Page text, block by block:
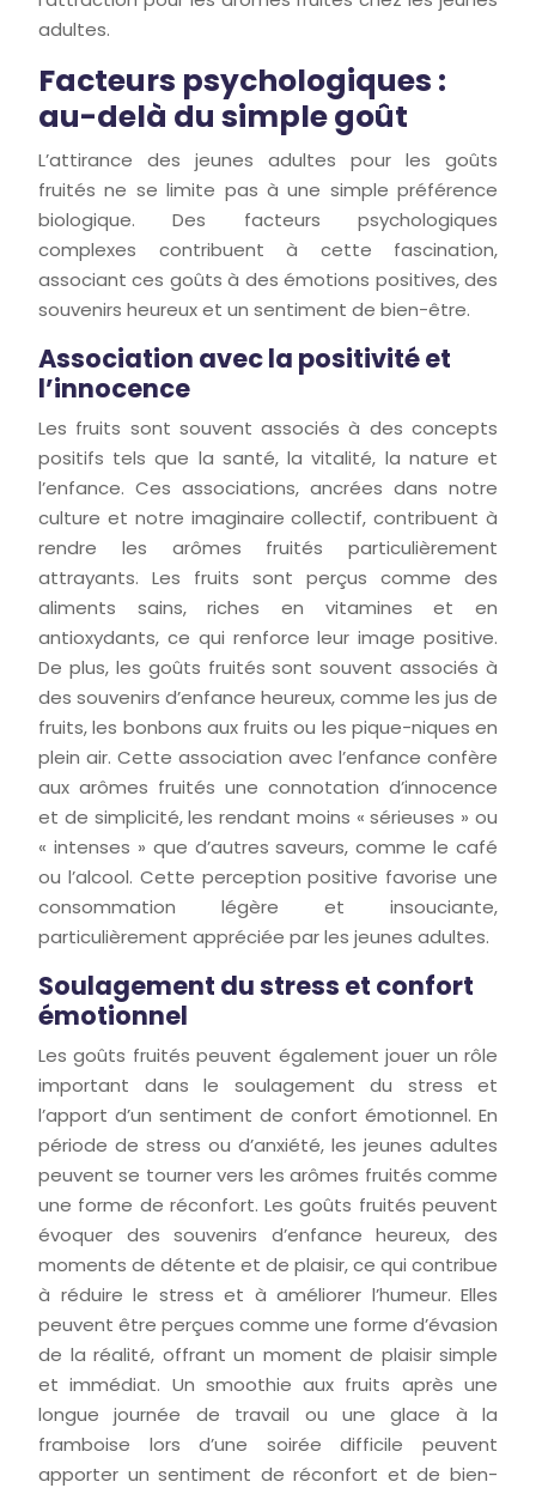
adultes.
Facteurs psychologiques :
au-delà du simple goût
L’attirance des jeunes adultes pour les goûts
fruités ne se limite pas à une simple préférence
biologique. Des facteurs psychologiques
complexes contribuent à cette fascination,
associant ces goûts à des émotions positives, des
souvenirs heureux et un sentiment de bien-être.
Association avec la positivité et
l’innocence
Les fruits sont souvent associés à des concepts
positifs tels que la santé, la vitalité, la nature et
l’enfance. Ces associations, ancrées dans notre
culture et notre imaginaire collectif, contribuent à
rendre les arômes fruités particulièrement
attrayants. Les fruits sont perçus comme des
aliments sains, riches en vitamines et en
antioxydants, ce qui renforce leur image positive.
De plus, les goûts fruités sont souvent associés à
des souvenirs d’enfance heureux, comme les jus de
fruits, les bonbons aux fruits ou les pique-niques en
plein air. Cette association avec l’enfance confère
aux arômes fruités une connotation d’innocence
et de simplicité, les rendant moins « sérieuses » ou
« intenses » que d’autres saveurs, comme le café
ou l’alcool. Cette perception positive favorise une
consommation légère et insouciante,
particulièrement appréciée par les jeunes adultes.
Soulagement du stress et confort
émotionnel
Les goûts fruités peuvent également jouer un rôle
important dans le soulagement du stress et
l’apport d’un sentiment de confort émotionnel. En
période de stress ou d’anxiété, les jeunes adultes
peuvent se tourner vers les arômes fruités comme
une forme de réconfort. Les goûts fruités peuvent
évoquer des souvenirs d’enfance heureux, des
moments de détente et de plaisir, ce qui contribue
à réduire le stress et à améliorer l’humeur. Elles
peuvent être perçues comme une forme d’évasion
de la réalité, offrant un moment de plaisir simple
et immédiat. Un smoothie aux fruits après une
longue journée de travail ou une glace à la
framboise lors d’une soirée difficile peuvent
apporter un sentiment de réconfort et de bien-